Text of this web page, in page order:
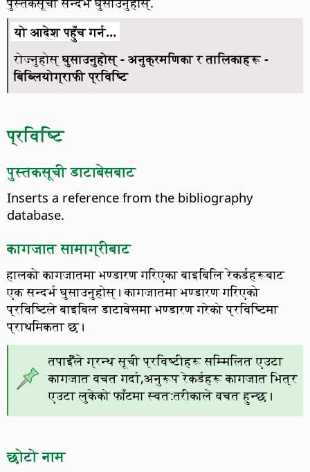
यो आदेश पहुँच गर्न...
रोज्नुहोस्घुसाउनुहोस् - अनुक्रमणिका र तालिकाहरू -
बिब्लियोग्राफी प्रविष्टि
प्रविष्टि
पुस्तकसूची डाटाबेसबाट
Inserts a reference from the bibliography
database.
कागजात सामाग्रीबाट
हालको कागजातमा भण्डारण गरिएका बाइबिलि रेकर्डहरूबाट
एक सन्दर्भ घुसाउनुहोस्। कागजातमा भण्डारण गरिएको
प्रविष्टिले बाइबिल डाटाबेसमा भण्डारण गरेको प्रविष्टिमा
प्राथमिकता छ।
तपाईँंले ग्रन्थ सूची प्रविष्टीहरू सम्मिलित एउटा
कागजात वचत गर्दा,अनुरूप रेकर्डहरू कागजात भित्र
एउटा लुकेको फाँटमा स्वत:तरीकाले वचत हुन्छ।
छोटो नाम